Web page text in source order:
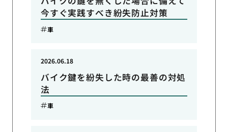
今すぐ実践すべき紛失防止対策
車
バイク鍵を紛失した時の最善の対処
法
2026.06.18
車